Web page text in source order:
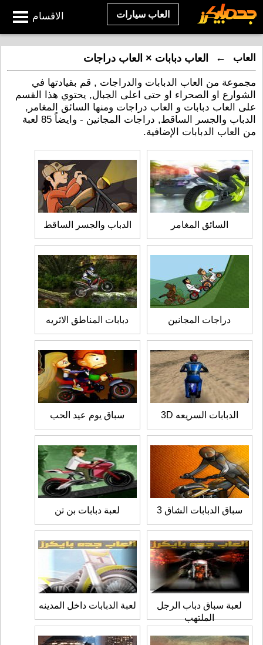
الاقسام العاب سيارات
العاب ← العاب دبابات × العاب دراجات
مجموعة من العاب الدبابات والدراجات , قم بقيادتها في
الشوارع او الصحراء او حتى اعلى الجبال, يحتوي هذا القسم
على العاب دبابات و العاب دراجات ومنها السائق المغامر,
الدباب والجسر الساقط, دراجات المجانين - وايضاً 85 لعبة
من العاب الدبابات الإضافية.
السائق المغامر الدباب والجسر الساقط
دراجات المجانين دبابات المناطق الاثريه
الدبابات السريعه 3D سباق يوم عيد الحب
سباق الدبابات الشاق 3 لعبة دبابات بن تن
لعبة سباق دباب الرجل
الملتهب
لعبة الدبابات داخل المدينه